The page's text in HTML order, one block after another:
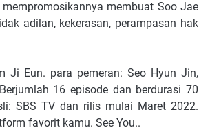
membuat Soo Jae
adilan, kekerasan, perampasan hak
Ji Eun. para pemeran: Seo Hyun Jin,
16 episode dan berdurasi 70
SBS TV dan rilis mulai Maret 2022.
favorit kamu. See You..